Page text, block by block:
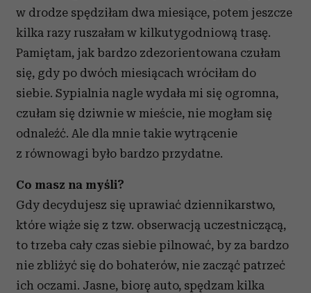
w drodze spędziłam dwa miesiące, potem jeszcze
kilka razy ruszałam w kilkutygodniową trasę.
Pamiętam, jak bardzo zdezorientowana czułam
się, gdy po dwóch miesiącach wróciłam do
siebie. Sypialnia nagle wydała mi się ogromna,
czułam się dziwnie w mieście, nie mogłam się
odnaleźć. Ale dla mnie takie wytrącenie
z równowagi było bardzo przydatne.
Co masz na myśli?
Gdy decydujesz się uprawiać dziennikarstwo,
które wiąże się z tzw. obserwacją uczestniczącą,
to trzeba cały czas siebie pilnować, by za bardzo
nie zbliżyć się do bohaterów, nie zacząć patrzeć
ich oczami. Jasne, biorę auto, spędzam kilka